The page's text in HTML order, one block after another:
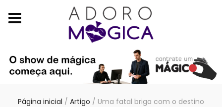
Página inicial / Artigo / Uma fatal briga com o destino